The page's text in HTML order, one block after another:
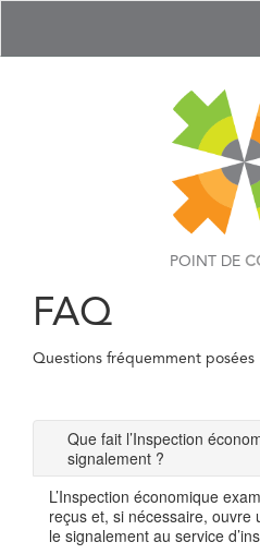
POINT DE
FAQ
Questions fréquemment posées
Que fait l’Inspection
signalement ?
L’Inspection économique
reçus et, si nécessaire,
le signalement au service